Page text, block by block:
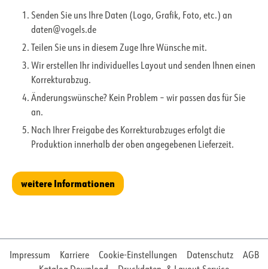
Senden Sie uns Ihre Daten (Logo, Grafik, Foto, etc.) an
daten@vogels.de
Teilen Sie uns in diesem Zuge Ihre Wünsche mit.
Wir erstellen Ihr individuelles Layout und senden Ihnen einen
Korrekturabzug.
Änderungswünsche? Kein Problem – wir passen das für Sie
an.
Nach Ihrer Freigabe des Korrekturabzuges erfolgt die
Produktion innerhalb der oben angegebenen Lieferzeit.
weitere Informationen
Impressum Karriere Cookie-Einstellungen Datenschutz
AGB